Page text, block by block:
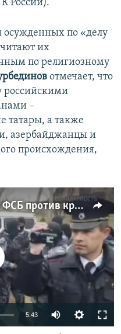
России).
по «делу
их
по религиозному
отмечает, что
российскими
–
татары, а также
азербайджанцы и
происхождения,
25 обысков – 20 арестов. ФСБ против крымских татар (видео)
available
5:43